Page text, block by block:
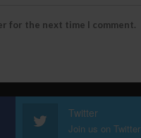
for the next time I comment.
Twitter
Join us on Twitter